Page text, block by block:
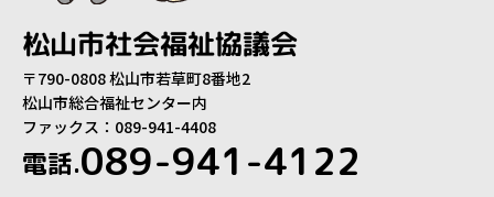
松山市社会福祉協議会
〒790-0808 松山市若草町8番地2
松山市総合福祉センター内
ファックス：089-941-4408
電話.089-941-4122